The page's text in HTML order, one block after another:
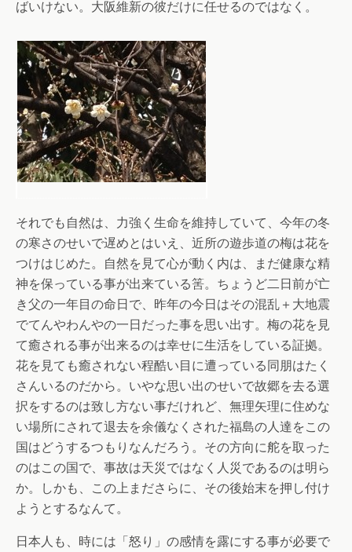
ばいけない。大阪維新の彼だけに任せるのではなく。
それでも自然は、力強く生命を維持していて、今年の冬
の寒さのせいで遅めとはいえ、近所の遊歩道の梅は花を
つけはじめた。自然を見て心が動く内は、まだ健康な精
神を保っている事が出来ている筈。ちょうど二日前が亡
き父の一年目の命日で、昨年の今日はその混乱＋大地震
でてんやわんやの一日だった事を思い出す。梅の花を見
て癒される事が出来るのは幸せに生活をしている証拠。
花を見ても癒されない程酷い目に遭っている同朋はたく
さんいるのだから。いやな思い出のせいで故郷を去る選
択をするのは致し方ない事だけれど、無理矢理に住めな
い場所にされて退去を余儀なくされた福島の人達をこの
国はどうするつもりなんだろう。その方向に舵を取った
のはこの国で、事故は天災ではなく人災であるのは明ら
か。しかも、この上まださらに、その後始末を押し付け
ようとするなんて。
日本人も、時には「怒り」の感情を露にする事が必要で